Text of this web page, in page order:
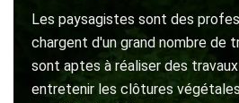
Les paysagistes sont des
chargent d'un grand nombre de
sont aptes à réaliser des
entretenir les clôtures